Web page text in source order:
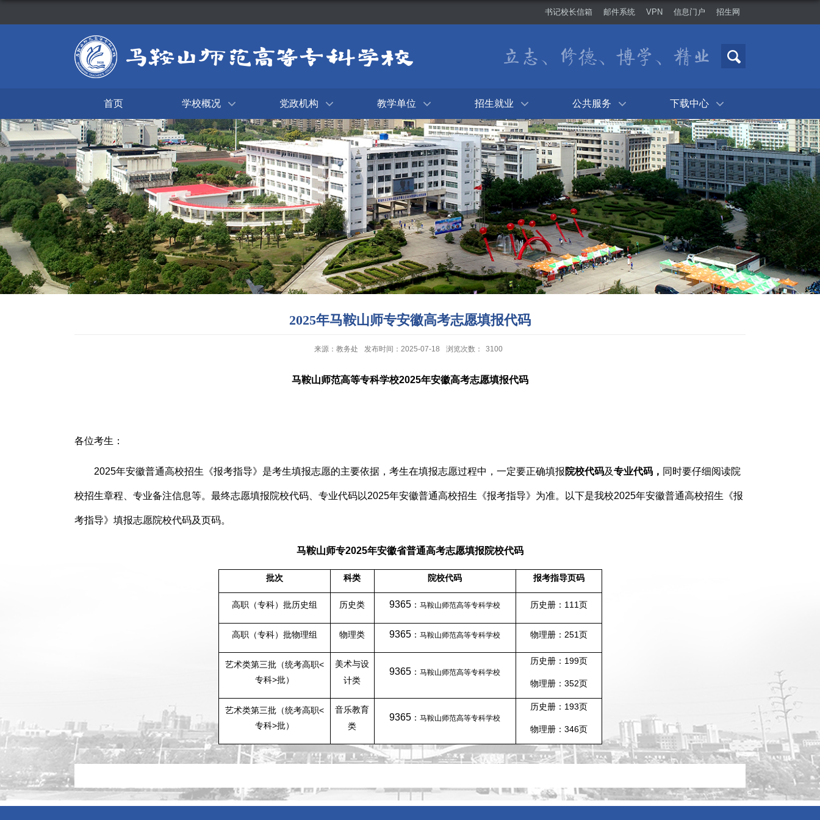
书记校长信箱 邮件系统 VPN 信息门户 招生网
首页 学校概况 党政机构 教学单位 招生就业 公共服务 下载中心
2025年马鞍山师专安徽高考志愿填报代码
来源：教务处 发布时间：2025-07-18 浏览次数： 3100
马鞍山师范高等专科学校2025年安徽高考志愿填报代码
各位考生：
2025年安徽普通高校招生《报考指导》是考生填报志愿的主要依据，考生在填报志愿过程中，一定要正确填报院校代码及专业代码， 同时要仔细阅读院
校招生章程、专业备注信息等。最终志愿填报院校代码、专业代码以2025年安徽普通高校招生《报考指导》为准。以下是我校2025年安徽普通高校招生《报
考指导》填报志愿院校代码及页码。
马鞍山师专2025年安徽省普通高考志愿填报院校代码
批次 科类 院校代码 报考指导页码
高职（专科）批历史组 历史类 9365 ： 马鞍山师范高等专科学校 历史册： 111页
高职（专科）批物理组 物理类 9365 ： 马鞍山师范高等专科学校 物理册： 251页
艺术类第三批（统考高职<
专科>批）
美术与设
计类
9365 ： 马鞍山师范高等专科学校
历史册： 199页
物理册： 352页
艺术类第三批（统考高职<
专科>批）
音乐教育
类
9365 ： 马鞍山师范高等专科学校
历史册： 193页
物理册： 346页